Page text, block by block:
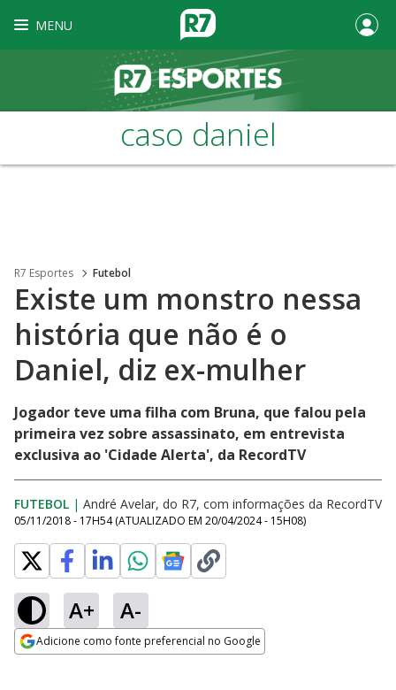
MENU
caso daniel
R7 Esportes Futebol
Existe um monstro nessa
história que não é o
Daniel, diz ex-mulher
Jogador teve uma filha com Bruna, que falou pela
primeira vez sobre assassinato, em entrevista
exclusiva ao 'Cidade Alerta', da RecordTV
FUTEBOL | André Avelar, do R7, com informações da RecordTV
05/11/2018 - 17H54 (ATUALIZADO EM 20/04/2024 - 15H08)
A+ A-
Adicione como fonte preferencial no Google